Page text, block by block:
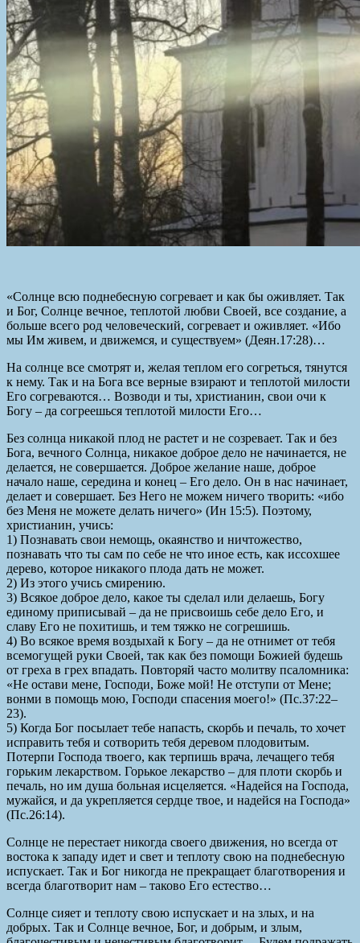
«Солнце всю поднебесную согревает и как бы оживляет. Так
и Бог, Солнце вечное, теплотой любви Своей, все создание, а
больше всего род человеческий, согревает и оживляет. «Ибо
мы Им живем, и движемся, и существуем» (Деян.17:28)…
На солнце все смотрят и, желая теплом его согреться, тянутся
к нему. Так и на Бога все верные взирают и теплотой милости
Его согреваются… Возводи и ты, христианин, свои очи к
Богу – да согреешься теплотой милости Его…
Без солнца никакой плод не растет и не созревает. Так и без
Бога, вечного Солнца, никакое доброе дело не начинается, не
делается, не совершается. Доброе желание наше, доброе
начало наше, середина и конец – Его дело. Он в нас начинает,
делает и совершает. Без Него не можем ничего творить: «ибо
без Меня не можете делать ничего» (Ин 15:5). Поэтому,
христианин, учись:
1) Познавать свои немощь, окаянство и ничтожество,
познавать что ты сам по себе не что иное есть, как иссохшее
дерево, которое никакого плода дать не может.
2) Из этого учись смирению.
3) Всякое доброе дело, какое ты сделал или делаешь, Богу
единому приписывай – да не присвоишь себе дело Его, и
славу Его не похитишь, и тем тяжко не согрешишь.
4) Во всякое время воздыхай к Богу – да не отнимет от тебя
всемогущей руки Своей, так как без помощи Божией будешь
от греха в грех впадать. Повторяй часто молитву псаломника:
«Не остави мене, Господи, Боже мой! Не отступи от Мене;
вонми в помощь мою, Господи спасения моего!» (Пс.37:22–
23).
5) Когда Бог посылает тебе напасть, скорбь и печаль, то хочет
исправить тебя и сотворить тебя деревом плодовитым.
Потерпи Господа твоего, как терпишь врача, лечащего тебя
горьким лекарством. Горькое лекарство – для плоти скорбь и
печаль, но им душа больная исцеляется. «Надейся на Господа,
мужайся, и да укрепляется сердце твое, и надейся на Господа»
(Пс.26:14).
Солнце не перестает никогда своего движения, но всегда от
востока к западу идет и свет и теплоту свою на поднебесную
испускает. Так и Бог никогда не прекращает благотворения и
всегда благотворит нам – таково Его естество…
Солнце сияет и теплоту свою испускает и на злых, и на
добрых. Так и Солнце вечное, Бог, и добрым, и злым,